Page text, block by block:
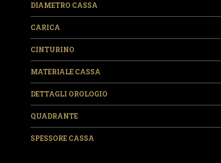
DIAMETRO CASSA
CARICA
CINTURINO
MATERIALE CASSA
DETTAGLI OROLOGIO
QUADRANTE
SPESSORE CASSA